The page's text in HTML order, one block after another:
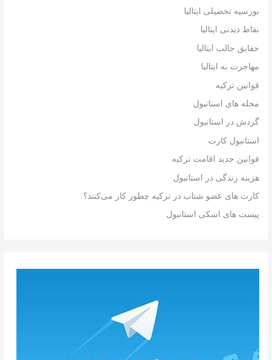
بورسیه تحصیلی ایتالیا
نقاط دیدنی ایتالیا
حقایق جالب ایتالیا
مهاجرت به ایتالیا
قوانین ترکیه
محله های استانبول
گردش در استانبول
استانبول کارت
قوانین جدید اقامت ترکیه
هزینه زندگی در استانبول
کارت های عضو شتاب در ترکیه چطور کار می‌کنند؟
پیست های اسکی استانبول